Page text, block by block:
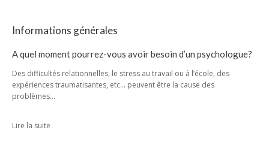
Informations générales
A quel moment pourrez-vous avoir besoin d’un psychologue?
Des difficultés relationnelles, le stress au travail ou à l’école, des
expériences traumatisantes, etc… peuvent être la cause des
problèmes…
Lire la suite